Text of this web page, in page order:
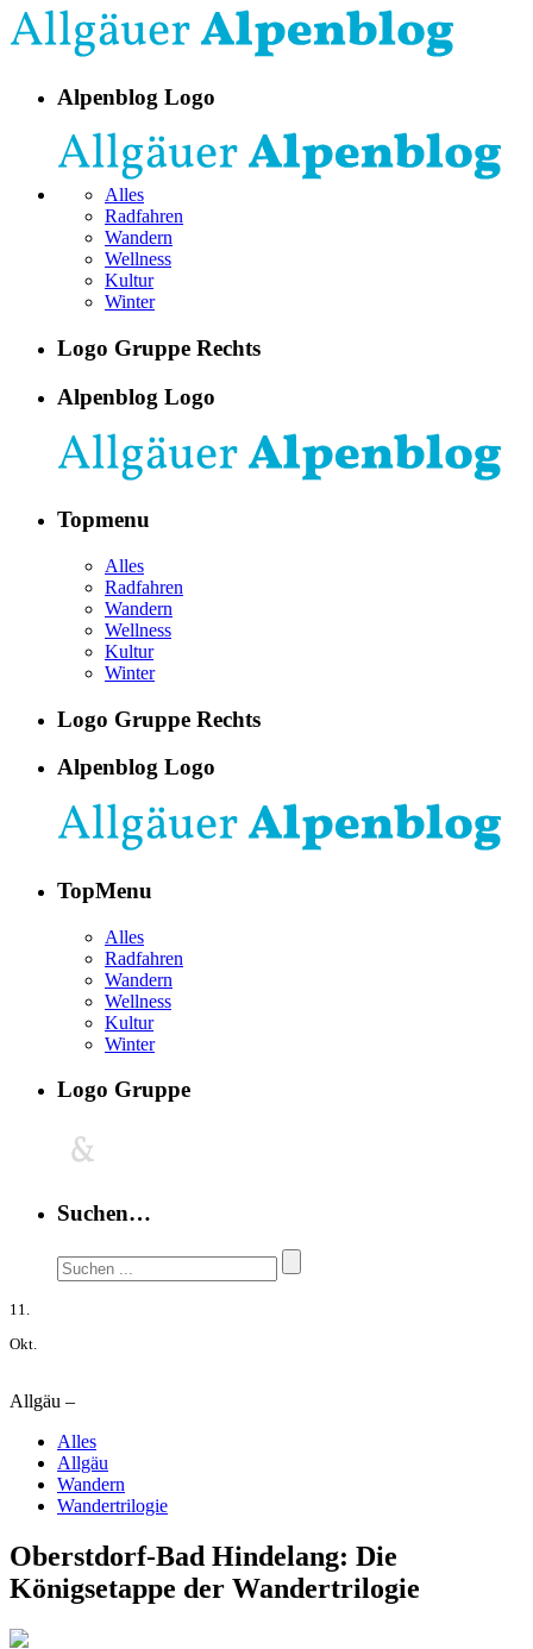
Alpenblog Logo
Alles
Radfahren
Wandern
Wellness
Kultur
Winter
Logo Gruppe Rechts
Alpenblog Logo
Topmenu
Alles
Radfahren
Wandern
Wellness
Kultur
Winter
Logo Gruppe Rechts
Alpenblog Logo
TopMenu
Alles
Radfahren
Wandern
Wellness
Kultur
Winter
Logo Gruppe
Suchen…
11.
Okt.
Allgäu –
Alles
Allgäu
Wandern
Wandertrilogie
Oberstdorf-Bad Hindelang: Die
Königsetappe der Wandertrilogie